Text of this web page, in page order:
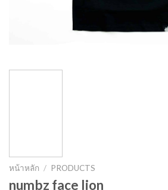
หน้าหลัก / PRODUCTS
numbz face lion